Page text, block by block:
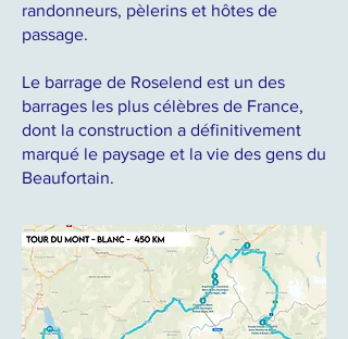
randonneurs, pèlerins et hôtes de
passage.
Le barrage de Roselend est un des
barrages les plus célèbres de France,
dont la construction a définitivement
marqué le paysage et la vie des gens du
Beaufortain.